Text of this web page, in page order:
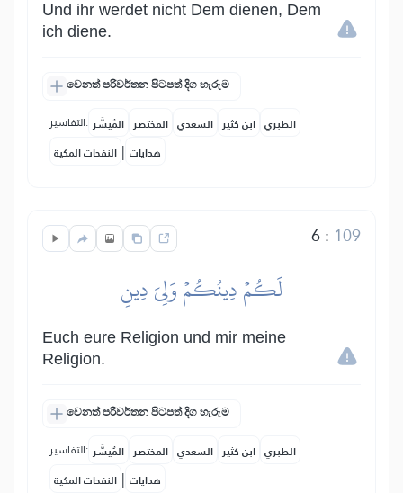
Und ihr werdet nicht Dem dienen, Dem
ich diene.
වෙනත් පරිවර්තන පිටපත් දිග හැරුම
التفاسير: المُيسَّر المختصر السعدي ابن كثير الطبري
النفحات المكية | هدايات
6: 109
لَكُمۡ دِينُكُمۡ وَلِيَ دِينِ
Euch eure Religion und mir meine
Religion.
වෙනත් පරිවර්තන පිටපත් දිග හැරුම
التفاسير: المُيسَّر المختصر السعدي ابن كثير الطبري
النفحات المكية | هدايات